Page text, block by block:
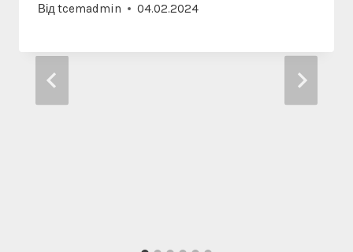
Від tcemadmin 04.02.2024